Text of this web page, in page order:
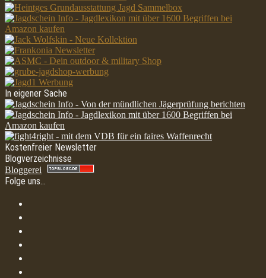
In eigener Sache
Kostenfreier Newsletter
Blogverzeichnisse
Bloggerei
Folge uns…